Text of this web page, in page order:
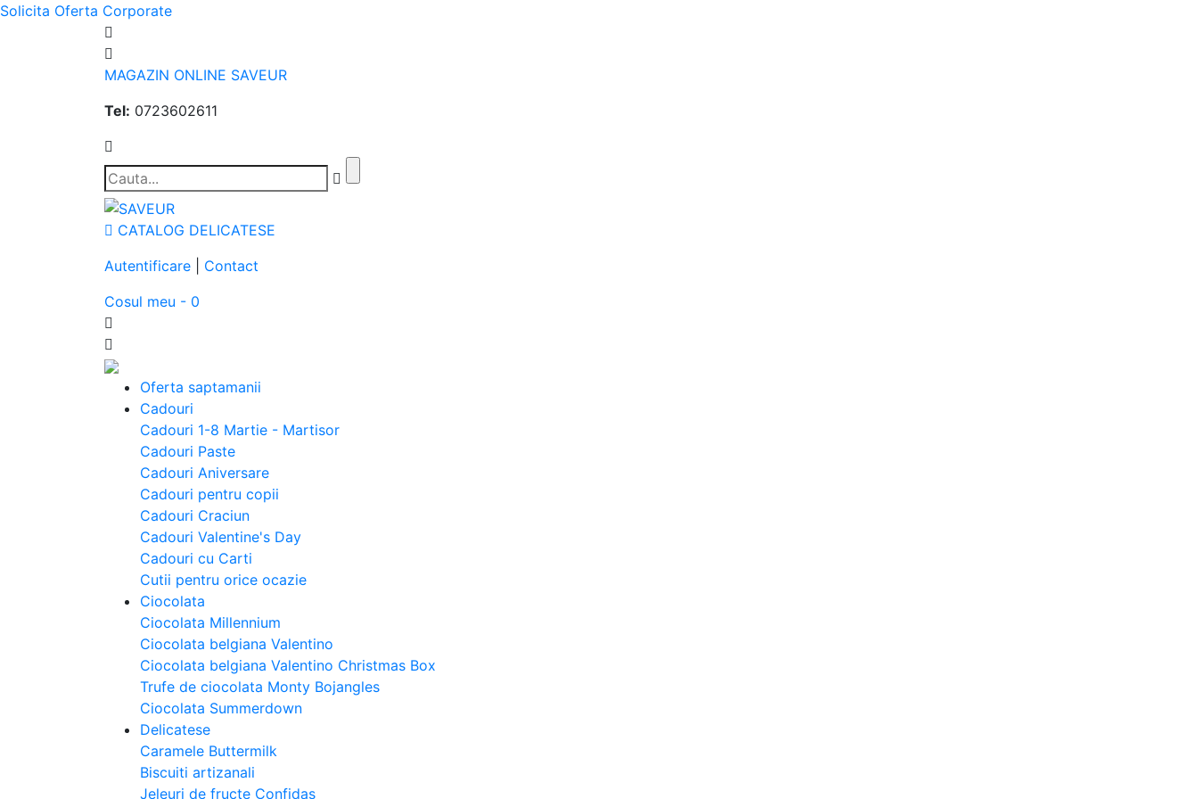
Solicita Oferta Corporate
MAGAZIN ONLINE SAVEUR
Tel: 0723602611
CATALOG DELICATESE
Autentificare
Contact
Cosul meu - 0
Oferta saptamanii
Cadouri
Cadouri 1-8 Martie - Martisor
Cadouri Paste
Cadouri Aniversare
Cadouri pentru copii
Cadouri Craciun
Cadouri Valentine's Day
Cadouri cu Carti
Cutii pentru orice ocazie
Ciocolata
Ciocolata Millennium
Ciocolata belgiana Valentino
Ciocolata belgiana Valentino Christmas Box
Trufe de ciocolata Monty Bojangles
Ciocolata Summerdown
Delicatese
Caramele Buttermilk
Biscuiti artizanali
Jeleuri de fructe Confidas